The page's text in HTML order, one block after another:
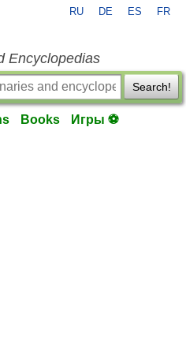
RU DE ES FR
Encyclopedias
Search!
Books Игры ⚽